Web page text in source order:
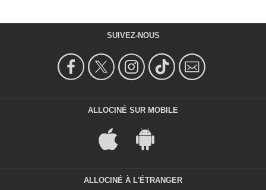
SUIVEZ-NOUS
ALLOCINÉ SUR MOBILE
ALLOCINÉ À L'ÉTRANGER